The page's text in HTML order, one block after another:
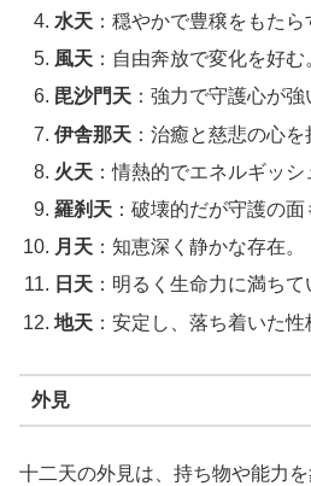
水天 ：穏やかで豊穣をもたら
風天 ：自由奔放で変化を好む
毘沙門天 ：強力で守護心が強
伊舎那天 ：治癒と慈悲の心を
火天 ：情熱的でエネルギッシ
羅刹天 ：破壊的だが守護の面
月天 ：知恵深く静かな存在。
日天 ：明るく生命力に満ちて
地天 ：安定し、落ち着いた性
外見
十二天の外見は、持ち物や能力